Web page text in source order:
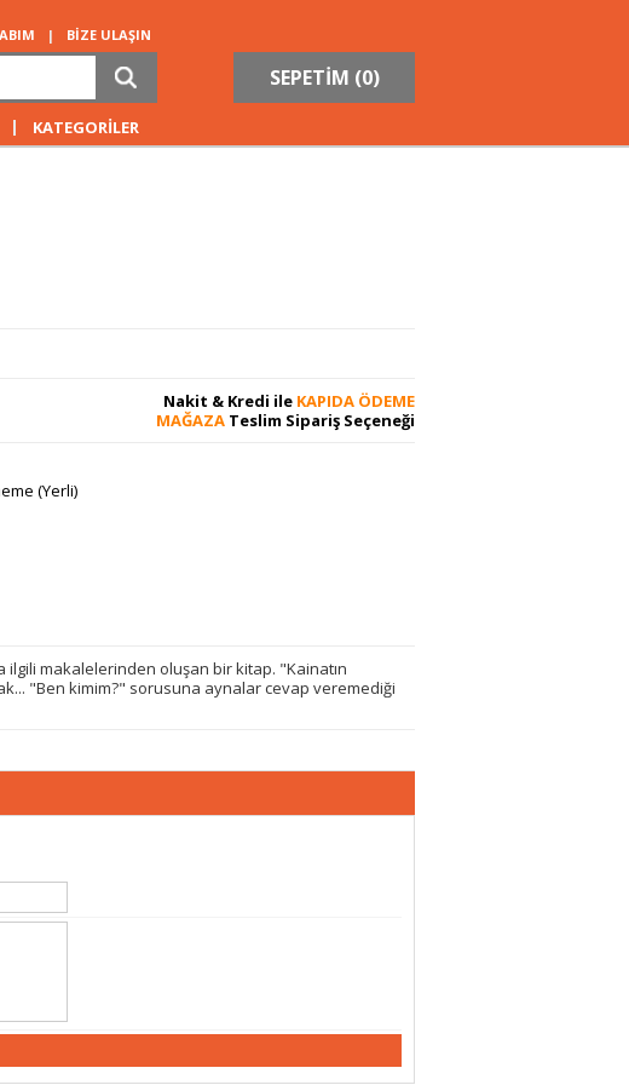
| BİZE ULAŞIN
SEPETİM (0)
| KATEGORİLER
Nakit & Kredi ile KAPIDA ÖDEME
MAĞAZA Teslim Sipariş Seçeneği
(Yerli)
ilgili makalelerinden oluşan bir kitap. "Kainatın
"Ben kimim?" sorusuna aynalar cevap veremediği